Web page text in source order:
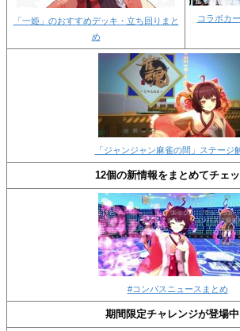
「一姫」のおすすめデッキ・立ち回りまと
め
コラボカ
「ジャンジャン麻雀の間」ステージ
12個の新情報をまとめてチェッ
#コンパスニュースまとめ
期間限定チャレンジが登場中